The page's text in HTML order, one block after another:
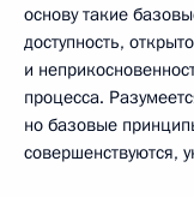
основу такие
доступность,
и
процесса.
но базовые
совершенствуются,